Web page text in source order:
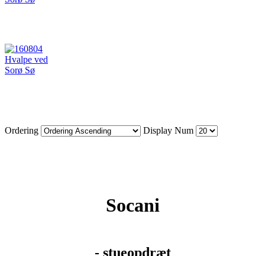
Ordering Display Num
Socani
- stueopdræt